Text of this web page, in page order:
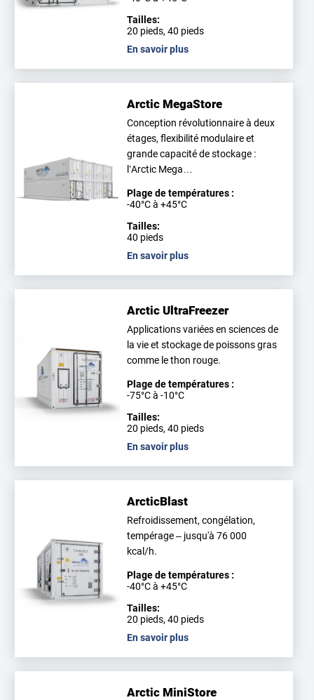
Tailles:
20 pieds, 40 pieds
En savoir plus
Arctic MegaStore
Conception révolutionnaire à deux
étages, flexibilité modulaire et
grande capacité de stockage :
l’Arctic Mega…
Plage de températures :
-40°C à +45°C
Tailles:
40 pieds
En savoir plus
Arctic UltraFreezer
Applications variées en sciences de
la vie et stockage de poissons gras
comme le thon rouge.
Plage de températures :
-75°C à -10°C
Tailles:
20 pieds, 40 pieds
En savoir plus
ArcticBlast
Refroidissement, congélation,
tempérage – jusqu'à 76 000
kcal/h.
Plage de températures :
-40°C à +45°C
Tailles:
20 pieds, 40 pieds
En savoir plus
Arctic MiniStore